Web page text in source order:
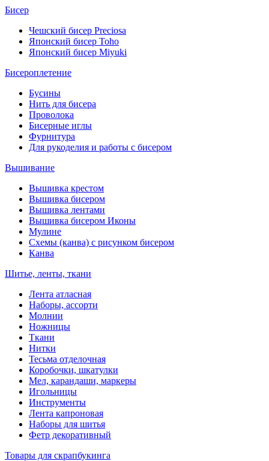
Бисер
Чешский бисер Preciosa
Японский бисер Toho
Японский бисер Miyuki
Бисероплетение
Бусины
Нить для бисера
Проволока
Бисерные иглы
Фурнитура
Для рукоделия и работы с бисером
Вышивание
Вышивка крестом
Вышивка бисером
Вышивка лентами
Вышивка бисером Иконы
Мулине
Схемы (канва) с рисунком бисером
Канва
Шитье, ленты, ткани
Лента атласная
Наборы, ассорти
Молнии
Ножницы
Ткани
Нитки
Тесьма отделочная
Коробочки, шкатулки
Мел, карандаши, маркеры
Игольницы
Инструменты
Лента капроновая
Наборы для шитья
Фетр декоративный
Товары для скрапбукинга